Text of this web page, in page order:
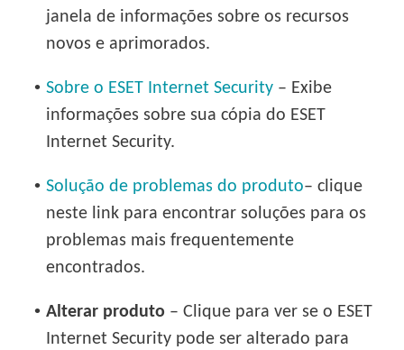
janela de informações sobre os recursos
novos e aprimorados.
• Sobre o ESET Internet Security – Exibe
informações sobre sua cópia do ESET
Internet Security.
• Solução de problemas do produto– clique
neste link para encontrar soluções para os
problemas mais frequentemente
encontrados.
• Alterar produto – Clique para ver se o ESET
Internet Security pode ser alterado para